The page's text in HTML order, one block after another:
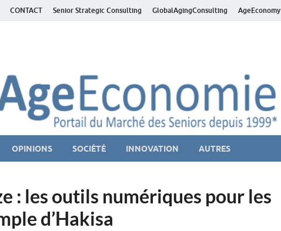
CONTACT Senior Strategic Consulting GlobalAgingConsulting AgeEconomy
OPINIONS SOCIÉTÉ INNOVATION AUTRES
: les outils numériques pour les
d’Hakisa